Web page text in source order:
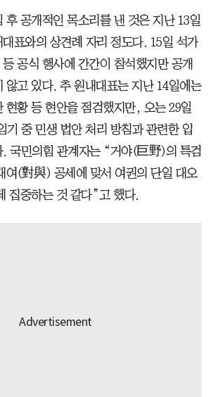
후 공개적인 목소리를 낸 것은 지난 13일
표와의 상견례 자리 정도다. 15일 석가
공식 행사에 간간이 참석했지만 공개
않고 있다. 추 원내대표는 지난 14일에는
현황 등 현안을 점검했지만, 오는 29일
기 중 민생 법안 처리 방침과 관련한 입
. 국민의힘 관계자는 “거야(巨野)의 특검
여(對與) 공세에 맞서 여권의 단일 대오
집중하는 것 같다”고 했다.